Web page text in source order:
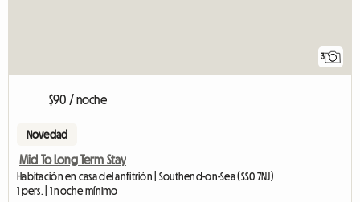
3
$90 / noche
Novedad
Mid To Long Term Stay
Habitación en casa del anfitrión | Southend-on-Sea (SS0 7NJ)
1 pers. | 1 noche mínimo